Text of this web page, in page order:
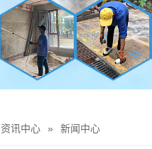
资讯中心 » 新闻中心